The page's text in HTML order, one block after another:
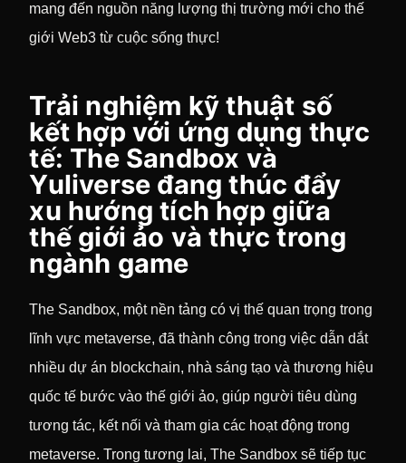
mang đến nguồn năng lượng thị trường mới cho thế
giới Web3 từ cuộc sống thực!
Trải nghiệm kỹ thuật số
kết hợp với ứng dụng thực
tế: The Sandbox và
Yuliverse đang thúc đẩy
xu hướng tích hợp giữa
thế giới ảo và thực trong
ngành game
The Sandbox, một nền tảng có vị thế quan trọng trong
lĩnh vực metaverse, đã thành công trong việc dẫn dắt
nhiều dự án blockchain, nhà sáng tạo và thương hiệu
quốc tế bước vào thế giới ảo, giúp người tiêu dùng
tương tác, kết nối và tham gia các hoạt động trong
metaverse. Trong tương lai, The Sandbox sẽ tiếp tục